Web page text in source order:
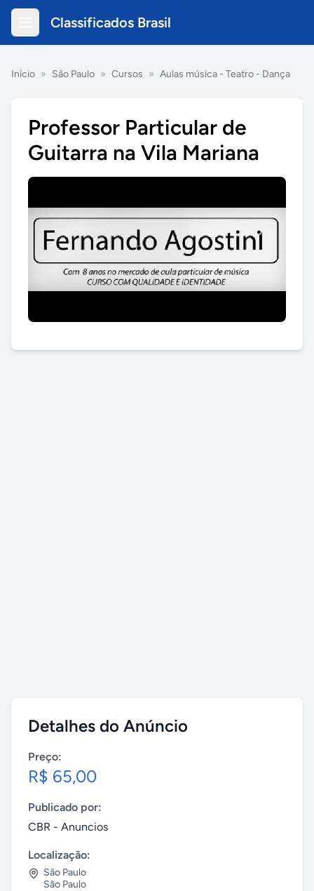
Classificados Brasil
Início » São Paulo » Cursos » Aulas música - Teatro - Dança
Professor Particular de
Guitarra na Vila Mariana
Detalhes do Anúncio
Preço:
R$ 65,00
Publicado por:
CBR - Anuncios
Localização:
São Paulo
São Paulo